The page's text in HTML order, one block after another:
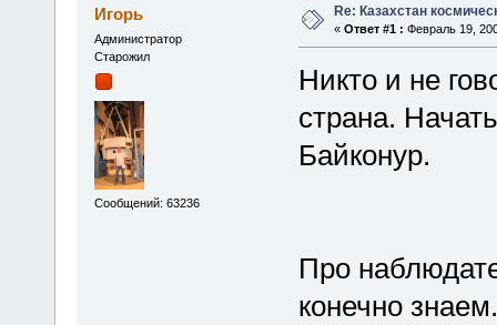
Игорь
Администратор
Старожил
Сообщений: 63236
Re: Казахстан
« Ответ #1 : Февраль 19,
Никто и не
страна.
Байконур.
Про
конечно